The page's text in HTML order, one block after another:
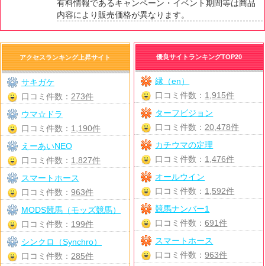
有料情報であるキャンペーン・イベント期間等は商品
内容により販売価格が異なります。
優良サイトランキングTOP20
縁（en）
口コミ件数： 1,915件
ターフビジョン
口コミ件数： 20,478件
カチウマの定理
口コミ件数： 1,476件
オールウイン
口コミ件数： 1,592件
競馬ナンバー1
口コミ件数：691件
スマートホース
口コミ件数：963件
アクセスランキング上昇サイト
サキガケ
口コミ件数： 273件
ウマ☆ドラ
口コミ件数： 1,190件
えーあいNEO
口コミ件数： 1,827件
スマートホース
口コミ件数： 963件
MODS競馬（モッズ競馬）
口コミ件数： 199件
シンクロ（Synchro）
口コミ件数： 285件